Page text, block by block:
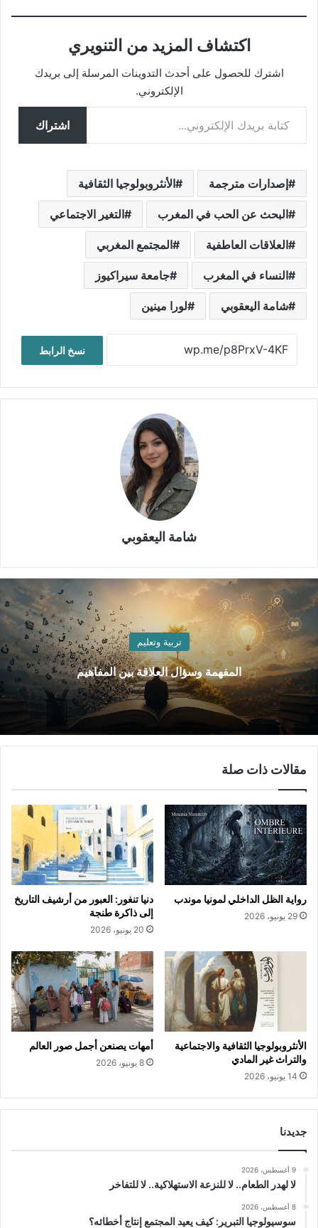
اكتشاف المزيد من التنويري
اشترك للحصول على أحدث التدوينات المرسلة إلى بريدك
الإلكتروني.
كتابة بريدك الإلكتروني...
اشتراك
إصدارات مترجمة الأنثروبولوجيا الثقافية
البحث عن الحب في المغرب التغير الاجتماعي
العلاقات العاطفية المجتمع المغربي
النساء في المغرب جامعة سيراكيوز
شامة اليعقوبي لورا مينين
نسخ الرابط
شامة اليعقوبي
تربية وتعليم
المفهمة وسؤال العلاقة بين المفاهيم
مقالات ذات صلة
رواية الظل الداخلي لمونيا موندب
29 يونيو، 2026
دنيا تنغور: العبور من أرشيف التاريخ
إلى ذاكرة طنجة
20 يونيو، 2026
الأنثروبولوجيا الثقافية والاجتماعية
والتراث غير المادي
14 يونيو، 2026
أمهات يصنعن أجمل صور العالم
8 يونيو، 2026
جديدنا
9 أغسطس، 2026
لا لهدر الطعام.. لا للنزعة الاستهلاكية.. لا للتفاخر
8 أغسطس، 2026
سوسيولوجيا التبرير: كيف يعيد المجتمع إنتاج أخطائه؟